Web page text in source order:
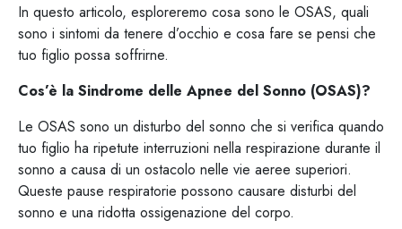
In questo articolo, esploreremo cosa sono le OSAS, quali
sono i sintomi da tenere d’occhio e cosa fare se pensi che
tuo figlio possa soffrirne.
Cos’è la Sindrome delle Apnee del Sonno (OSAS)?
Le OSAS sono un disturbo del sonno che si verifica quando
tuo figlio ha ripetute interruzioni nella respirazione durante il
sonno a causa di un ostacolo nelle vie aeree superiori.
Queste pause respiratorie possono causare disturbi del
sonno e una ridotta ossigenazione del corpo.